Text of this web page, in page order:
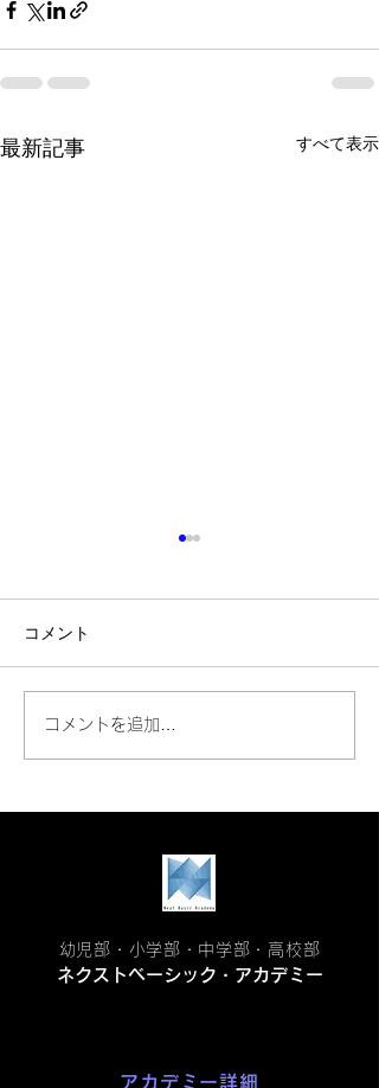
最新記事 すべて表示
📔大学受験生の夏休み学
習計画の立て方🗓️
コメント
コメントを追加…
幼児部・小学部・中学部・高校部
ネクストベーシック・アカデミー
アカデミー詳細